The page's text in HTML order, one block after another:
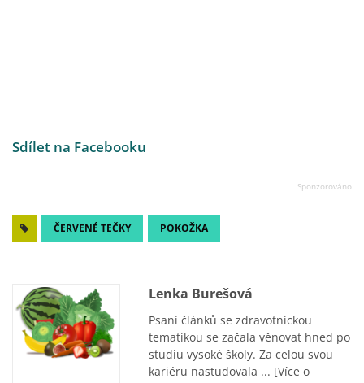
Sdílet na Facebooku
ČERVENÉ TEČKY POKOŽKA
Lenka Burešová
Psaní článků se zdravotnickou
tematikou se začala věnovat hned po
studiu vysoké školy. Za celou svou
kariéru nastudovala ... [Více o